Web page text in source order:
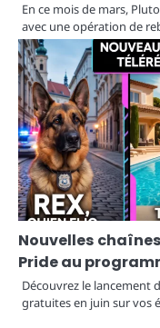
En ce mois de mars,
avec une opération de
Nouvelles
Pride au
Découvrez le lancement
gratuites en juin sur vos